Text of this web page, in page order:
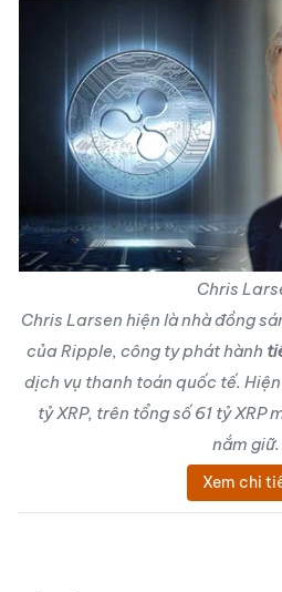
Chris
Chris Larsen hiện là nhà đồng
của Ripple, công ty phát hành
dịch vụ thanh toán quốc tế.
tỷ XRP, trên tổng số 61 tỷ XRP
nắm giữ.
Xem chi